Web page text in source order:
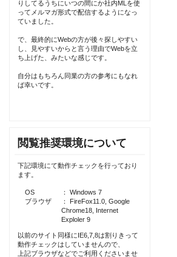
りしてるうちにいつの間にか社内MLを使
ってメルマガ形式で配信するようになっ
ていました。
で、最終的にWebの方が後々探しやすい
し、見やすいからと言う理由でWebを立
ち上げた、みたいな感じです。
自分はもちろん同業の方の参考にもなれ
ば幸いです。
閲覧推奨環境について
下記環境にて動作チェックを行っており
ます。
OS
： Windows 7
ブラウザ
： FireFox11.0, Google
Chrome18, Internet
Exploler 9
以前のサイト同様にIE6,7,8は割りきって
動作チェックはしていませんので、
上記ブラウザなどでご利用くださいませ